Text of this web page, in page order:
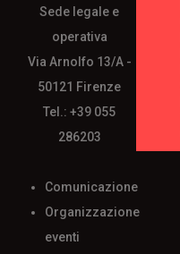
Sede legale e
operativa
Via Arnolfo 13/A -
50121 Firenze
Tel.: +39 055
286203
Comunicazione
Organizzazione
eventi